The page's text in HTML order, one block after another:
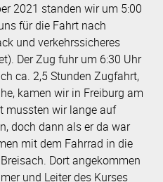
2021 standen wir um 5:00
für die Fahrt nach
und verkehrssicheres
Der Zug fuhr um 6:30 Uhr
ca. 2,5 Stunden Zugfahrt,
kamen wir in Freiburg am
mussten wir lange auf
doch dann als er da war
mit dem Fahrrad in die
Dort angekommen
und Leiter des Kurses